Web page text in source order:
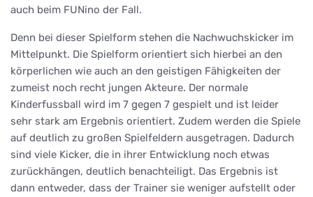
auch beim FUNino der Fall.
Denn bei dieser Spielform stehen die Nachwuchskicker im
Mittelpunkt. Die Spielform orientiert sich hierbei an den
körperlichen wie auch an den geistigen Fähigkeiten der
zumeist noch recht jungen Akteure. Der normale
Kinderfussball wird im 7 gegen 7 gespielt und ist leider
sehr stark am Ergebnis orientiert. Zudem werden die Spiele
auf deutlich zu großen Spielfeldern ausgetragen. Dadurch
sind viele Kicker, die in ihrer Entwicklung noch etwas
zurückhängen, deutlich benachteiligt. Das Ergebnis ist
dann entweder, dass der Trainer sie weniger aufstellt oder